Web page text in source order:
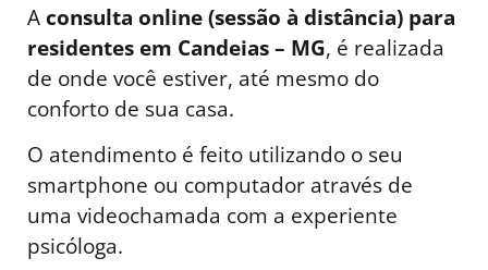
Aconsulta online (sessão à distância) para
residentes em Candeias – MG, é realizada
de onde você estiver, até mesmo do
conforto de sua casa.
O atendimento é feito utilizando o seu
smartphone ou computador através de
uma videochamada com a experiente
psicóloga.